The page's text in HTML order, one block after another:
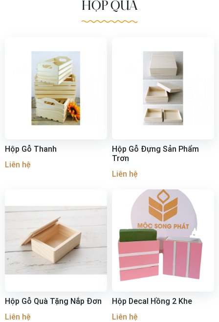
HỘP QUÀ
Hộp Gỗ Thanh
Liên hệ
Hộp Gỗ Đựng Sản Phẩm
Trơn
Liên hệ
Hộp Gỗ Quà Tặng Nắp Đơn
Liên hệ
Hộp Decal Hồng 2 Khe
Liên hệ